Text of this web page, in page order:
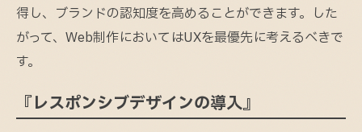
得し、ブランドの認知度を高めることができます。した
がって、Web制作においてはUXを最優先に考えるべきで
す。
『レスポンシブデザインの導入』